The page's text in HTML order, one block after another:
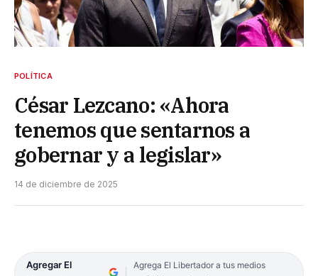
POLÍTICA
César Lezcano: «Ahora
tenemos que sentarnos a
gobernar y a legislar»
14 de diciembre de 2025
Agregar El
Agrega El Libertador a tus medios